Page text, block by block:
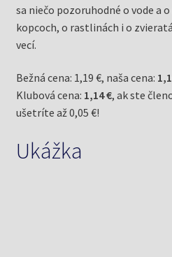
sa niečo pozoruhodné o vode a
kopcoch, o rastlinách i o
vecí.
Bežná cena: 1,19 €, naša cena:
Klubová cena: 1,14 €, ak ste
ušetríte až 0,05 €!
Ukážka